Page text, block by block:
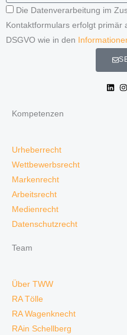
Die Datenverarbeitung im
Kontaktformulars erfolgt primär
DSGVO wie in den
Kompetenzen
Urheberrecht
Wettbewerbsrecht
Markenrecht
Arbeitsrecht
Medienrecht
Datenschutzrecht
Team
Über TWW
RA Tölle
RA Wagenknecht
RAin Schellberg